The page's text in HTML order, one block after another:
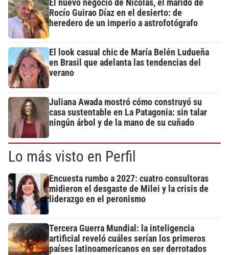
El nuevo negocio de Nicolás, el marido de
Rocío Guirao Díaz en el desierto: de
heredero de un imperio a astrofotógrafo
El look casual chic de María Belén Ludueña
en Brasil que adelanta las tendencias del
verano
Juliana Awada mostró cómo construyó su
casa sustentable en La Patagonia: sin talar
ningún árbol y de la mano de su cuñado
Lo más visto en Perfil
Encuesta rumbo a 2027: cuatro consultoras
midieron el desgaste de Milei y la crisis de
liderazgo en el peronismo
Tercera Guerra Mundial: la inteligencia
artificial reveló cuáles serían los primeros
países latinoamericanos en ser derrotados